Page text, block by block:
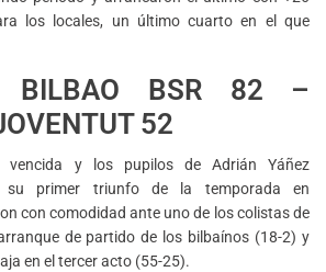
los locales, un último cuarto en el que
BILBAO BSR 82 –
52
y los pupilos de Adrián Yáñez
su primer triunfo de la temporada en
con comodidad ante uno de los colistas de
de partido de los bilbaínos (18-2) y
en el tercer acto (55-25).